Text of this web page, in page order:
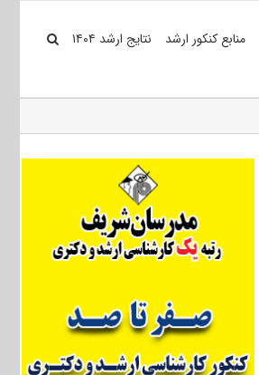
منابع کنکور ارشد نتایج ارشد ۱۴۰۴